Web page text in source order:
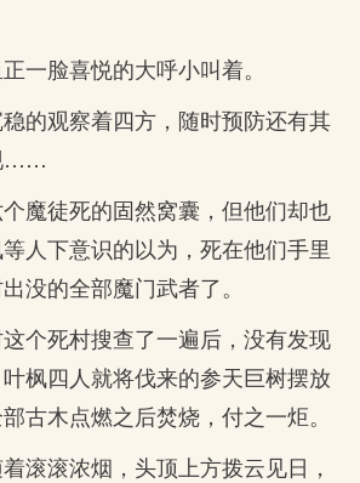
一脸喜悦的大呼小叫着。
的观察着四方，随时预防还有其
……
魔徒死的固然窝囊，但他们却也
人下意识的以为，死在他们手里
没的全部魔门武者了。
个死村搜查了一遍后，没有发现
枫四人就将伐来的参天巨树摆放
古木点燃之后焚烧，付之一炬。
滚滚浓烟，头顶上方拨云见日，